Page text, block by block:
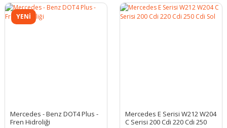
YENİ
Mercedes - Benz DOT4 Plus -
Fren Hidroliği
Mercedes E Serisi W212 W204
C Serisi 200 Cdi 220 Cdi 250